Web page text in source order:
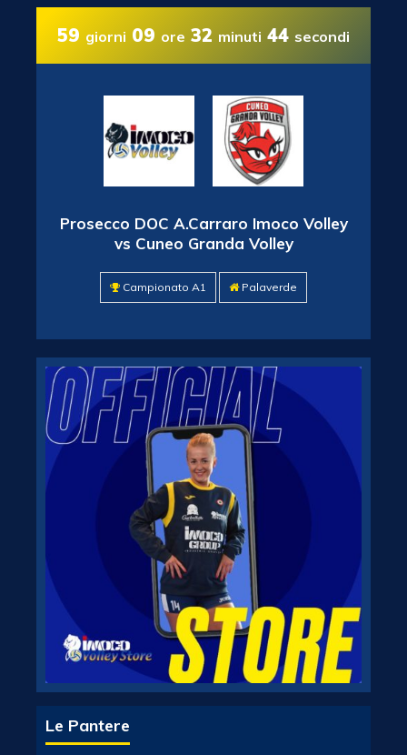
59 giorni 09 ore 32 minuti 43 secondi
Prosecco DOC A.Carraro Imoco Volley
vs Cuneo Granda Volley
Campionato A1 Palaverde
Le Pantere